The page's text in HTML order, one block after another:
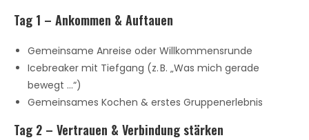
Tag 1 – Ankommen & Auftauen
Gemeinsame Anreise oder Willkommensrunde
Icebreaker mit Tiefgang (z. B. „Was mich gerade
bewegt …“)
Gemeinsames Kochen & erstes Gruppenerlebnis
Tag 2 – Vertrauen & Verbindung stärken